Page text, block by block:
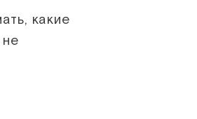
какие